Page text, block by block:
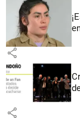
share
share